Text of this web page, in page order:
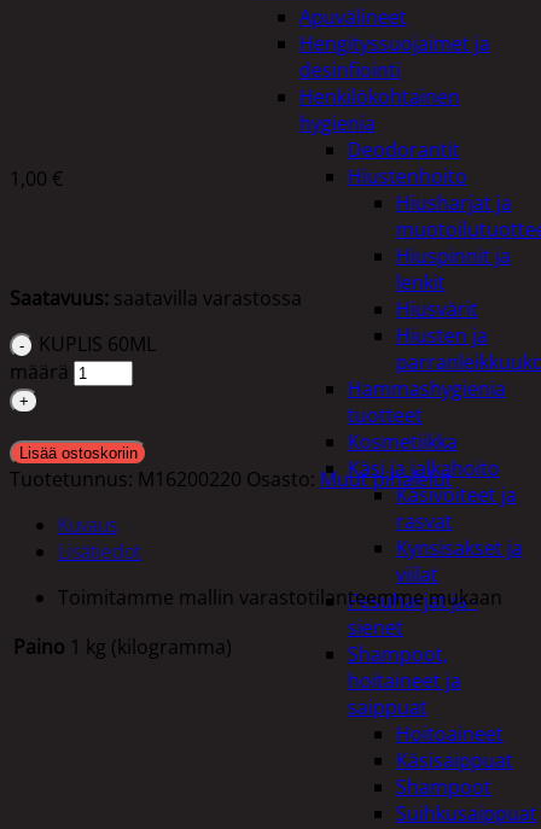
Apuvälineet
Hengityssuojaimet ja
desinfiointi
Henkilökohtainen
hygienia
Deodorantit
Hiustenhoito
Hiusharjat ja
Hiuspinnit ja
lenkit
Hiusvärit
Hiusten ja
Hammashygienia
tuotteet
Kosmetiikka
Käsi ja jalkahoito
Käsivoiteet ja
rasvat
Kynsisakset ja
viilat
Pesuharjat ja -
sienet
Shampoot,
hoitaineet ja
saippuat
Hoitoaineet
Käsisaippuat
Shampoot
Suihkusaippuat
1,00 €
Saatavuus: saatavilla varastossa
KUPLIS 60ML
määrä
Lisää ostoskoriin
Tuotetunnus: M16200220 Osasto: Muut pihalelut
Kuvaus
Lisätiedot
Toimitamme mallin varastotilanteemme mukaan
Paino 1 kg (kilogramma)